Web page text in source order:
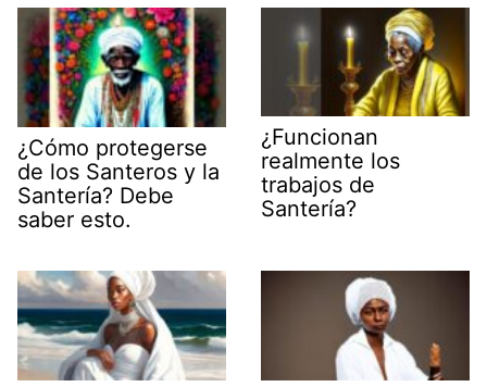
¿Cómo protegerse
de los Santeros y la
Santería? Debe
saber esto.
¿Funcionan
realmente los
trabajos de
Santería?